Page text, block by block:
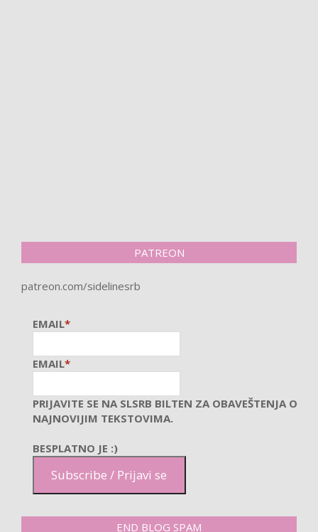
PATREON
patreon.com/sidelinesrb
EMAIL*
EMAIL*
PRIJAVITE SE NA SLSRB BILTEN ZA OBAVEŠTENJA O
NAJNOVIJIM TEKSTOVIMA.
BESPLATNO JE :)
Subscribe / Prijavi se
END BLOG SPAM